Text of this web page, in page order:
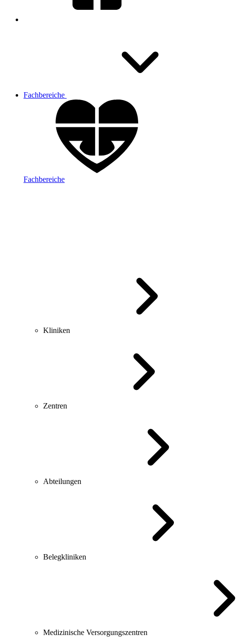
Fachbereiche
Fachbereiche
Kliniken
Zentren
Abteilungen
Belegkliniken
Medizinische Versorgungszentren